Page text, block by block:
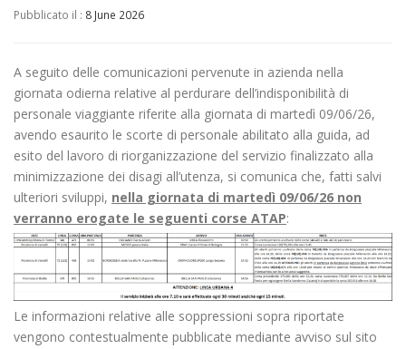
Pubblicato il : 8 June 2026
A seguito delle comunicazioni pervenute in azienda nella
giornata odierna relative al perdurare dell’indisponibilità di
personale viaggiante riferite alla giornata di martedì 09/06/26,
avendo esaurito le scorte di personale abilitato alla guida, ad
esito del lavoro di riorganizzazione del servizio finalizzato alla
minimizzazione dei disagi all’utenza, si comunica che, fatti salvi
ulteriori sviluppi, nella giornata di martedì 09/06/26 non
verranno erogate le seguenti corse ATAP:
Le informazioni relative alle soppressioni sopra riportate
vengono contestualmente pubblicate mediante avviso sul sito